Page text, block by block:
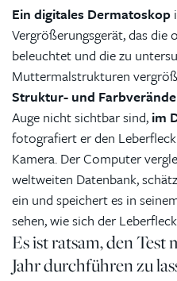
Ein digitales Dermatoskop
Vergrößerungsgerät, das die
beleuchtet und die zu
Muttermalstrukturen
Struktur- und
Auge nicht sichtbar sind, im
fotografiert er den
Kamera. Der Computer
weltweiten Datenbank,
ein und speichert es in
sehen, wie sich der
Es ist ratsam, den Test
Jahr durchführen zu